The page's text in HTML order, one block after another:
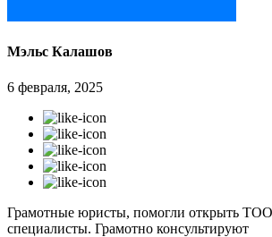
Мэльс Калашов
6 февраля, 2025
Грамотные юристы, помогли открыть
специалисты. Грамотно консультируют